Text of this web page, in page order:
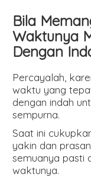
Bila
Waktunya
Dengan
Percayalah,
waktu yang
dengan indah
sempurna.
Saat ini
yakin dan
semuanya pasti
waktunya.